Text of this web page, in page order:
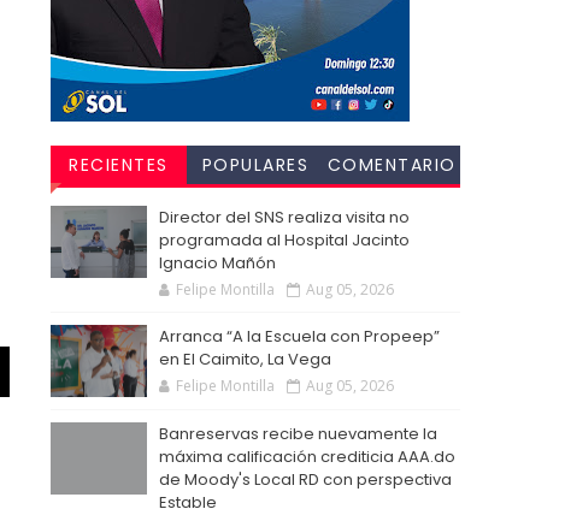
RECIENTES POPULARES
COMENTARIO
Director del SNS realiza visita no
programada al Hospital Jacinto
Ignacio Mañón
Felipe Montilla Aug 05, 2026
Arranca “A la Escuela con Propeep”
en El Caimito, La Vega
Felipe Montilla Aug 05, 2026
Banreservas recibe nuevamente la
máxima calificación crediticia AAA.do
de Moody's Local RD con perspectiva
Estable